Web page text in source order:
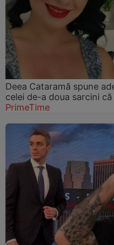
Deea Cataramă spune
celei de-a doua sarcini
PrimeTime